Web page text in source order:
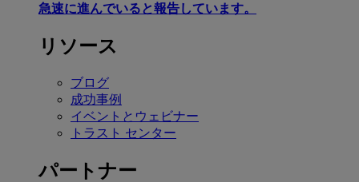
急速に進んでいると報告しています。
リソース
ブログ
成功事例
イベントとウェビナー
トラスト センター
パートナー